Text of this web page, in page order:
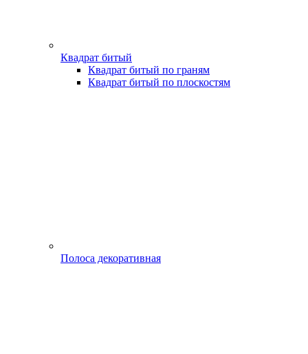
Квадрат битый
Квадрат битый по граням
Квадрат битый по плоскостям
Полоса декоративная